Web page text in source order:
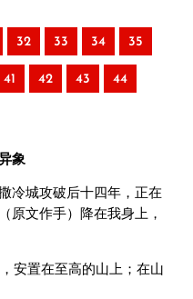
32 33 34 35
41 42 43 44
象
冷城攻破后十四年，正在
原文作手）降在我身上，
安置在至高的山上；在山